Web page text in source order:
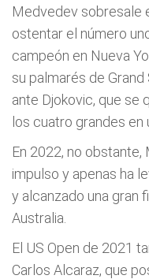
Medvedev sobresale
ostentar el número
campeón en Nueva
su palmarés de Grand
ante Djokovic, que se
los cuatro grandes en
En 2022, no
impulso y apenas ha
y alcanzado una gran
Australia.
El US Open de 2021
Carlos Alcaraz, que